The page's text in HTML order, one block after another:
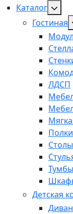
Каталог
Гостиная
ЛДСП
Полки
Детская